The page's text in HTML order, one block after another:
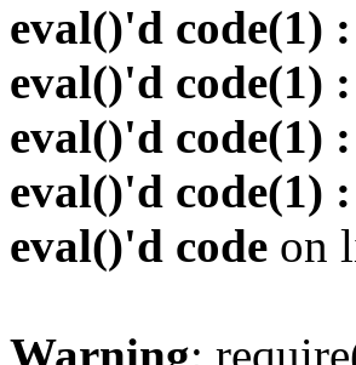
eval()'d code(1)
eval()'d code(1)
eval()'d code(1)
eval()'d code(1)
eval()'d code on